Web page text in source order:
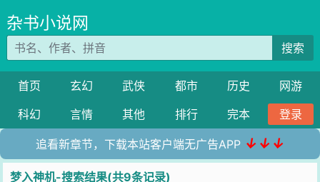
杂书小说网
搜索
首页 玄幻 武侠 都市 历史
网游
科幻
言情 其他 排行 完本 登录
追看新章节，下载本站客户端无广告APP ↓↓↓
梦入神机-搜索结果(共9条记录)